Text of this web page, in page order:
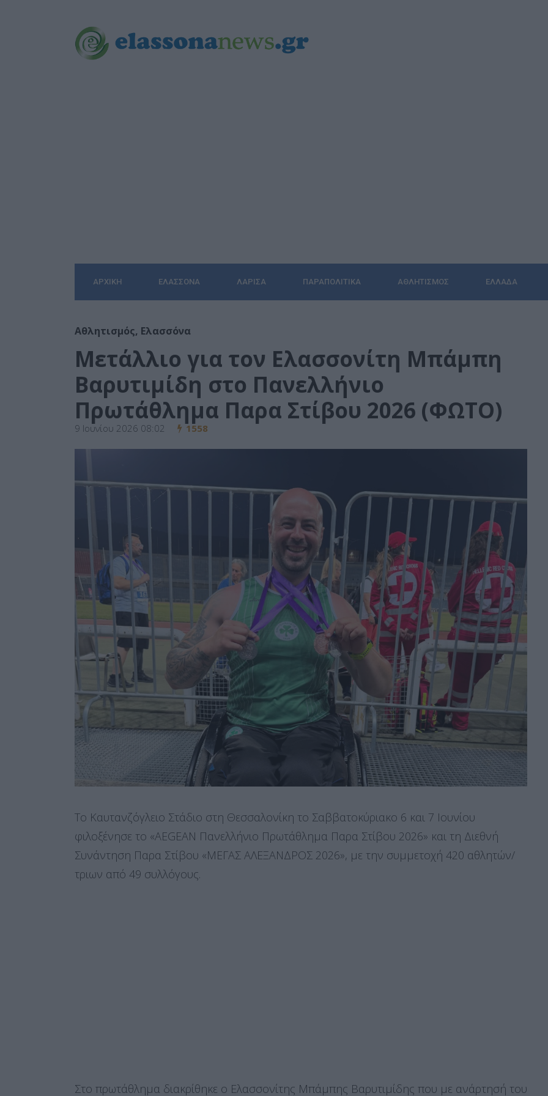
ΑΡΧΙΚΉ ΕΛΑΣΣΌΝΑ ΛΆΡΙΣΑ ΠΑΡΑΠΟΛΙΤΙΚΆ ΑΘΛΗΤΙΣΜΌΣ ΕΛΛΆΔΑ
Αθλητισμός, Ελασσόνα
Μετάλλιο για τον Ελασσονίτη Μπάμπη
Βαρυτιμίδη στο Πανελλήνιο
Πρωτάθλημα Παρα Στίβου 2026 (ΦΩΤΟ)
9 Ιουνίου 2026 08:02 1558
Το Καυτανζόγλειο Στάδιο στη Θεσσαλονίκη το Σαββατοκύριακο 6 και 7 Ιουνίου
φιλοξένησε το «AEGEAN Πανελλήνιο Πρωτάθλημα Παρα Στίβου 2026» και τη Διεθνή
Συνάντηση Παρα Στίβου «ΜΕΓΑΣ ΑΛΕΞΑΝΔΡΟΣ 2026», με την συμμετοχή 420 αθλητών/
τριων από 49 συλλόγους.
Στο πρωτάθλημα διακρίθηκε ο Ελασσονίτης Μπάμπης Βαρυτιμίδης που με ανάρτησή του